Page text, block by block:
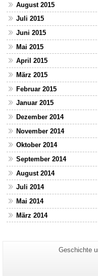
August 2015
Juli 2015
Juni 2015
Mai 2015
April 2015
März 2015
Februar 2015
Januar 2015
Dezember 2014
November 2014
Oktober 2014
September 2014
August 2014
Juli 2014
Mai 2014
März 2014
Seiten-
Geschichte